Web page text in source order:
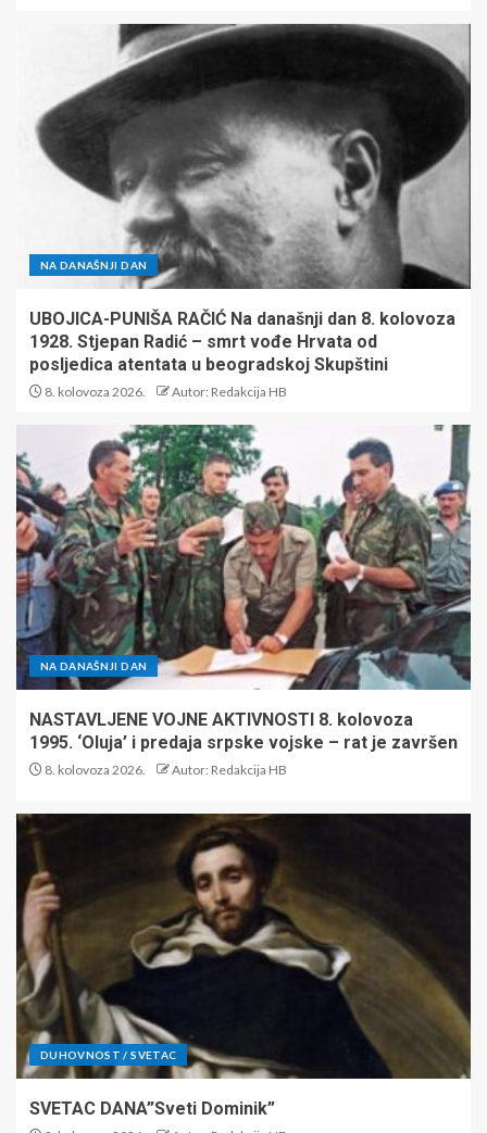
NA DANAŠNJI DAN
UBOJICA-PUNIŠA RAČIĆ Na današnji dan 8. kolovoza
1928. Stjepan Radić – smrt vođe Hrvata od
posljedica atentata u beogradskoj Skupštini
8. kolovoza 2026. Autor: Redakcija HB
NA DANAŠNJI DAN
NASTAVLJENE VOJNE AKTIVNOSTI 8. kolovoza
1995. ‘Oluja’ i predaja srpske vojske – rat je završen
8. kolovoza 2026. Autor: Redakcija HB
DUHOVNOST / SVETAC
SVETAC DANA”Sveti Dominik”